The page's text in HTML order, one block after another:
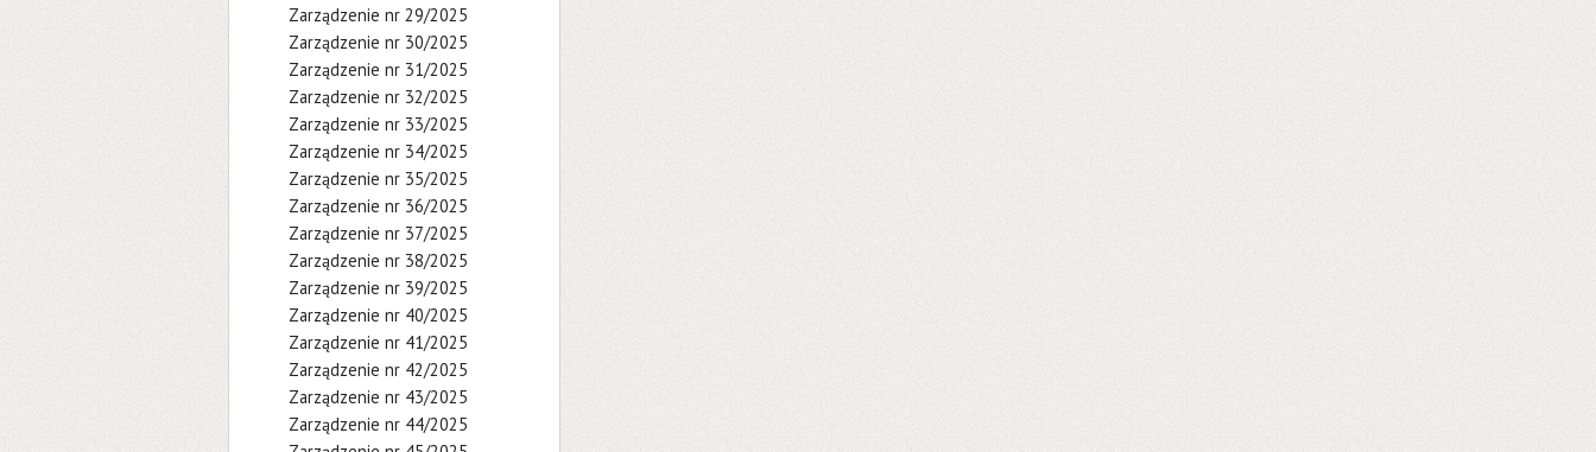
Zarządzenie nr 29/2025
Zarządzenie nr 30/2025
Zarządzenie nr 31/2025
Zarządzenie nr 32/2025
Zarządzenie nr 33/2025
Zarządzenie nr 34/2025
Zarządzenie nr 35/2025
Zarządzenie nr 36/2025
Zarządzenie nr 37/2025
Zarządzenie nr 38/2025
Zarządzenie nr 39/2025
Zarządzenie nr 40/2025
Zarządzenie nr 41/2025
Zarządzenie nr 42/2025
Zarządzenie nr 43/2025
Zarządzenie nr 44/2025